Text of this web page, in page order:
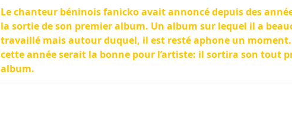
Le chanteur béninois fanicko avait annoncé depuis des
la sortie de son premier album. Un album sur lequel il a
travaillé mais autour duquel, il est resté aphone un
cette année serait la bonne pour l’artiste: il sortira son tout
album.